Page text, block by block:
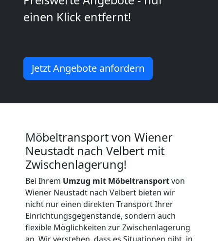
einen Klick entfernt!
Jetzt Angebote anfordern
Möbeltransport von Wiener
Neustadt nach Velbert mit
Zwischenlagerung!
Bei Ihrem Umzug mit Möbeltransportvon
Wiener Neustadt nach Velbert bieten wir
nicht nur einen direkten Transport Ihrer
Einrichtungsgegenstände, sondern auch
flexible Möglichkeiten zur Zwischenlagerung
Neustadt
Kleiner
Umzug
Neustadt
Küchenumzug
Wiener
Neustadt